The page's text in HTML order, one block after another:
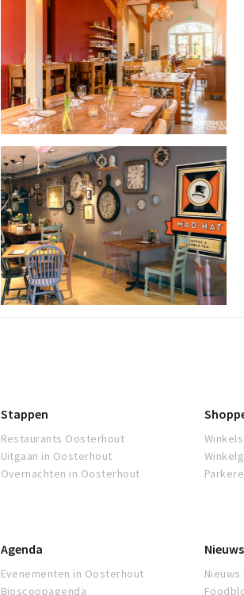
Stappen
Restaurants Oosterhout
Uitgaan in Oosterhout
Overnachten in Oosterhout
Agenda
Evenementen in Oosterhout
Bioscoopagenda
Nieuws